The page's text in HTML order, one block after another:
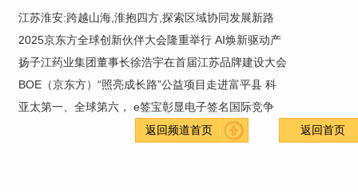
江苏淮安:跨越山海,淮抱四方,探索区域协同发展新路
2025京东方全球创新伙伴大会隆重举行 AI焕新驱动产
扬子江药业集团董事长徐浩宇在首届江苏品牌建设大会
BOE（京东方）“照亮成长路”公益项目走进富平县 科
亚太第一、全球第六， e签宝彰显电子签名国际竞争
返回频道首页
返回首页